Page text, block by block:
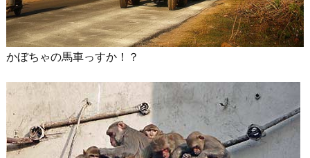
かぼちゃの馬車っすか！？